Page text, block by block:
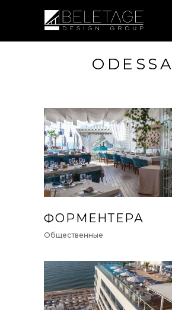
ODESSA
ФОРМЕНТЕРА
Общественные